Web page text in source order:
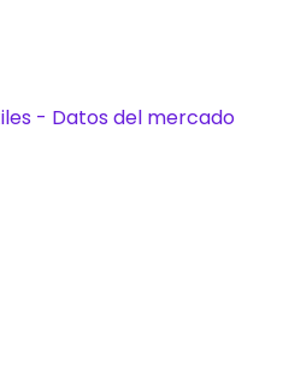
- Datos del mercado